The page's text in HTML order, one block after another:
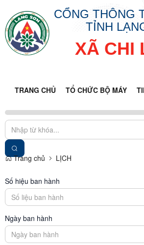
CỔNG THÔNG
TỈNH
XÃ CHI
TRANG CHỦ TỔ CHỨC BỘ MÁY
Trang chủ LỊCH
Số hiệu ban hành
Ngày ban hành